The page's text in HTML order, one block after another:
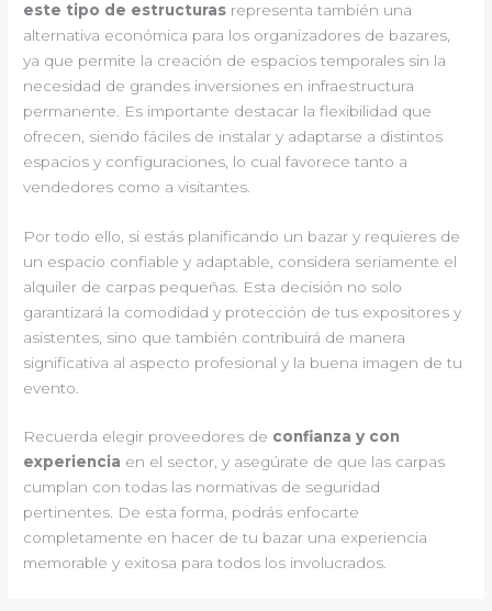
este tipo de estructuras representa también una
alternativa económica para los organizadores de bazares,
ya que permite la creación de espacios temporales sin la
necesidad de grandes inversiones en infraestructura
permanente. Es importante destacar la flexibilidad que
ofrecen, siendo fáciles de instalar y adaptarse a distintos
espacios y configuraciones, lo cual favorece tanto a
vendedores como a visitantes.
Por todo ello, si estás planificando un bazar y requieres de
un espacio confiable y adaptable, considera seriamente el
alquiler de carpas pequeñas. Esta decisión no solo
garantizará la comodidad y protección de tus expositores y
asistentes, sino que también contribuirá de manera
significativa al aspecto profesional y la buena imagen de tu
evento.
Recuerda elegir proveedores de confianza y con
experiencia en el sector, y asegúrate de que las carpas
cumplan con todas las normativas de seguridad
pertinentes. De esta forma, podrás enfocarte
completamente en hacer de tu bazar una experiencia
memorable y exitosa para todos los involucrados.